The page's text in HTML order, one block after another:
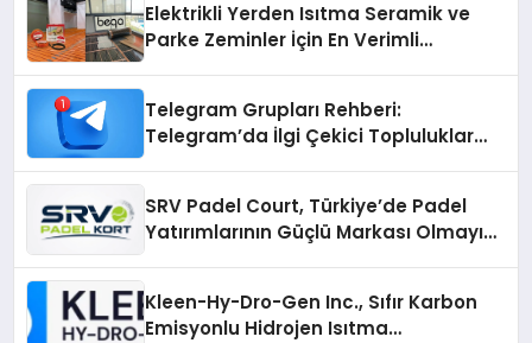
Elektrikli Yerden Isıtma Seramik ve
Parke Zeminler İçin En Verimli
Telegram Grupları Rehberi:
Telegram’da İlgi Çekici Topluluklar
SRV Padel Court, Türkiye’de Padel
Yatırımlarının Güçlü Markası Olmayı
Kleen-Hy-Dro-Gen Inc., Sıfır Karbon
Emisyonlu Hidrojen Isıtma